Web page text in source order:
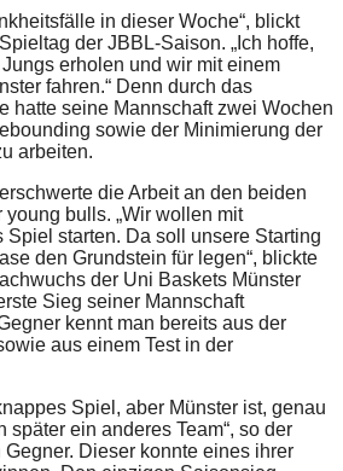
in dieser Woche“, blickt
der JBBL-Saison. „Ich hoffe,
erholen und wir mit einem
fahren.“ Denn durch das
hatte seine Mannschaft zwei Wochen
sowie der Minimierung der
arbeiten.
die Arbeit an den beiden
bulls. „Wir wollen mit
Spiel starten. Da soll unsere Starting
den Grundstein für legen“, blickte
der Uni Baskets Münster
Sieg seiner Mannschaft
kennt man bereits aus der
aus einem Test in der
Spiel, aber Münster ist, genau
später ein anderes Team“, so der
Dieser konnte eines ihrer